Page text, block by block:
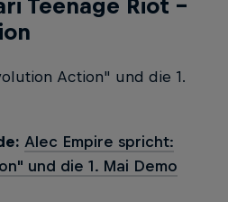
Teenage Riot –
Action" und die 1.
Alec Empire spricht:
und die 1. Mai Demo